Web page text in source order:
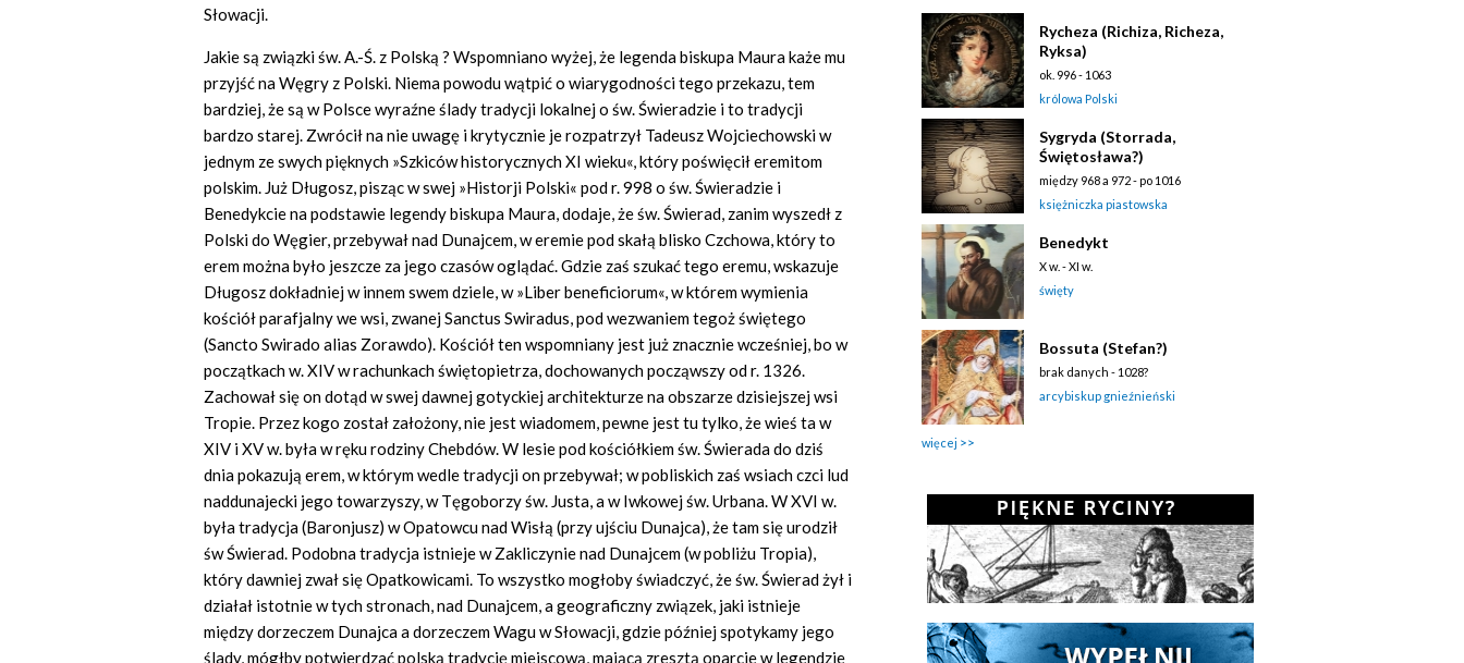
Słowacji.
Jakie są związki św. A.-Ś. z Polską ? Wspomniano wyżej, że legenda biskupa Maura każe mu
przyjść na Węgry z Polski. Niema powodu wątpić o wiarygodności tego przekazu, tem
bardziej, że są w Polsce wyraźne ślady tradycji lokalnej o św. Świeradzie i to tradycji
bardzo starej. Zwrócił na nie uwagę i krytycznie je rozpatrzył Tadeusz Wojciechowski w
jednym ze swych pięknych »Szkiców historycznych XI wieku«, który poświęcił eremitom
polskim. Już Długosz, pisząc w swej »Historji Polski« pod r. 998 o św. Świeradzie i
Benedykcie na podstawie legendy biskupa Maura, dodaje, że św. Świerad, zanim wyszedł z
Polski do Węgier, przebywał nad Dunajcem, w eremie pod skałą blisko Czchowa, który to
erem można było jeszcze za jego czasów oglądać. Gdzie zaś szukać tego eremu, wskazuje
Długosz dokładniej w innem swem dziele, w »Liber beneficiorum«, w którem wymienia
kościół parafjalny we wsi, zwanej Sanctus Swiradus, pod wezwaniem tegoż świętego
(Sancto Swirado alias Zorawdo). Kościół ten wspomniany jest już znacznie wcześniej, bo w
początkach w. XIV w rachunkach świętopietrza, dochowanych począwszy od r. 1326.
Zachował się on dotąd w swej dawnej gotyckiej architekturze na obszarze dzisiejszej wsi
Tropie. Przez kogo został założony, nie jest wiadomem, pewne jest tu tylko, że wieś ta w
XIV i XV w. była w ręku rodziny Chebdów. W lesie pod kościółkiem św. Świerada do dziś
dnia pokazują erem, w którym wedle tradycji on przebywał; w pobliskich zaś wsiach czci lud
naddunajecki jego towarzyszy, w Tęgoborzy św. Justa, a w Iwkowej św. Urbana. W XVI w.
była tradycja (Baronjusz) w Opatowcu nad Wisłą (przy ujściu Dunajca), że tam się urodził
św Świerad. Podobna tradycja istnieje w Zakliczynie nad Dunajcem (w pobliżu Tropia),
który dawniej zwał się Opatkowicami. To wszystko mogłoby świadczyć, że św. Świerad żył i
działał istotnie w tych stronach, nad Dunajcem, a geograficzny związek, jaki istnieje
między dorzeczem Dunajca a dorzeczem Wagu w Słowacji, gdzie później spotykamy jego
ślady, mógłby potwierdzać polską tradycję miejscową, mającą zresztą oparcie w legendzie
Rycheza (Richiza, Richeza,
Ryksa)
ok. 996 - 1063
królowa Polski
Sygryda (Storrada,
Świętosława?)
między 968 a 972 - po 1016
księżniczka piastowska
Benedykt
X w. - XI w.
święty
Bossuta (Stefan?)
brak danych - 1028?
arcybiskup gnieźnieński
więcej